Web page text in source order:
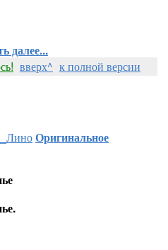
далее...
вверх^ к полной версии
Оригинальное